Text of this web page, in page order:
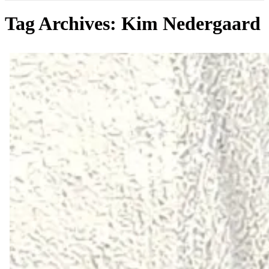
Tag Archives: Kim Nedergaard